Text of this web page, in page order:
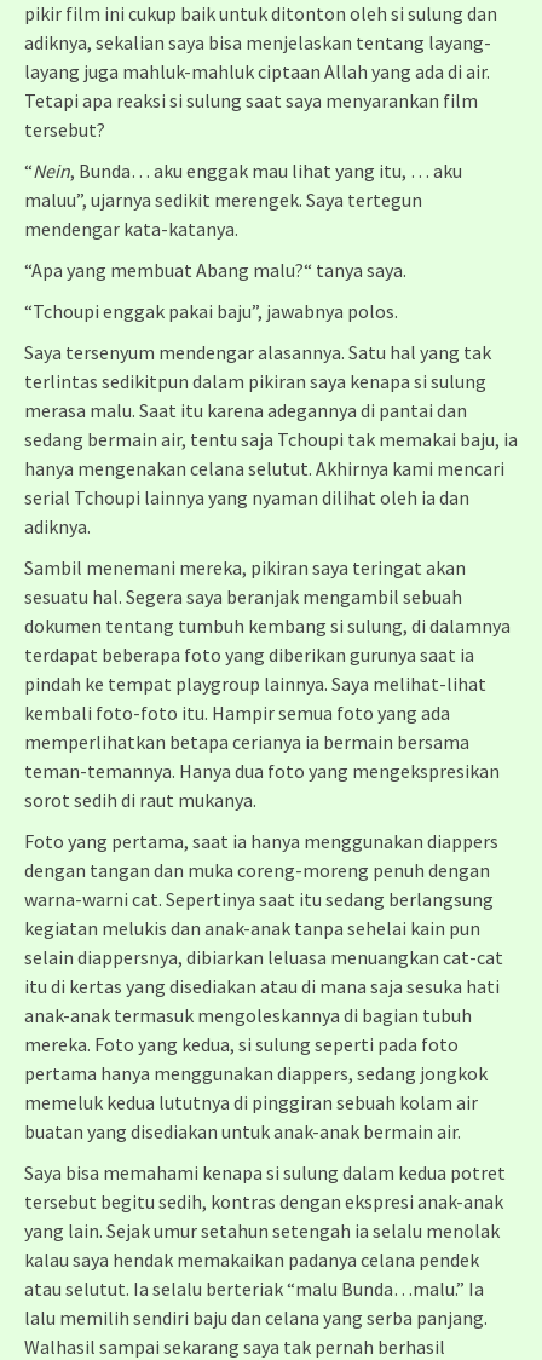
pikir film ini cukup baik untuk ditonton oleh si sulung dan
adiknya, sekalian saya bisa menjelaskan tentang layang-
layang juga mahluk-mahluk ciptaan Allah yang ada di air.
Tetapi apa reaksi si sulung saat saya menyarankan film
tersebut?
“Nein, Bunda… aku enggak mau lihat yang itu, … aku
maluu”, ujarnya sedikit merengek. Saya tertegun
mendengar kata-katanya.
“Apa yang membuat Abang malu?“ tanya saya.
“Tchoupi enggak pakai baju”, jawabnya polos.
Saya tersenyum mendengar alasannya. Satu hal yang tak
terlintas sedikitpun dalam pikiran saya kenapa si sulung
merasa malu. Saat itu karena adegannya di pantai dan
sedang bermain air, tentu saja Tchoupi tak memakai baju, ia
hanya mengenakan celana selutut. Akhirnya kami mencari
serial Tchoupi lainnya yang nyaman dilihat oleh ia dan
adiknya.
Sambil menemani mereka, pikiran saya teringat akan
sesuatu hal. Segera saya beranjak mengambil sebuah
dokumen tentang tumbuh kembang si sulung, di dalamnya
terdapat beberapa foto yang diberikan gurunya saat ia
pindah ke tempat playgroup lainnya. Saya melihat-lihat
kembali foto-foto itu. Hampir semua foto yang ada
memperlihatkan betapa cerianya ia bermain bersama
teman-temannya. Hanya dua foto yang mengekspresikan
sorot sedih di raut mukanya.
Foto yang pertama, saat ia hanya menggunakan diappers
dengan tangan dan muka coreng-moreng penuh dengan
warna-warni cat. Sepertinya saat itu sedang berlangsung
kegiatan melukis dan anak-anak tanpa sehelai kain pun
selain diappersnya, dibiarkan leluasa menuangkan cat-cat
itu di kertas yang disediakan atau di mana saja sesuka hati
anak-anak termasuk mengoleskannya di bagian tubuh
mereka. Foto yang kedua, si sulung seperti pada foto
pertama hanya menggunakan diappers, sedang jongkok
memeluk kedua lututnya di pinggiran sebuah kolam air
buatan yang disediakan untuk anak-anak bermain air.
Saya bisa memahami kenapa si sulung dalam kedua potret
tersebut begitu sedih, kontras dengan ekspresi anak-anak
yang lain. Sejak umur setahun setengah ia selalu menolak
kalau saya hendak memakaikan padanya celana pendek
atau selutut. Ia selalu berteriak “malu Bunda…malu.” Ia
lalu memilih sendiri baju dan celana yang serba panjang.
Walhasil sampai sekarang saya tak pernah berhasil